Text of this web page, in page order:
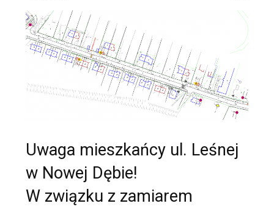
Uwaga mieszkańcy ul. Leśnej
w Nowej Dębie!
W związku z zamiarem